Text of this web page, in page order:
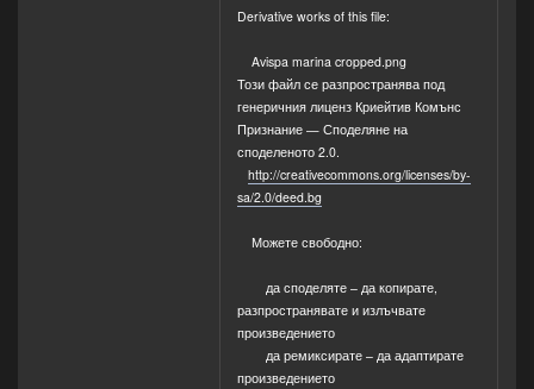
Derivative works of this file:
Avispa marina cropped.png
Този файл се разпространява под
генеричния лиценз Криейтив Комънс
Признание — Споделяне на
споделеното 2.0.
http://creativecommons.org/licenses/by-
sa/2.0/deed.bg
Можете свободно:
да споделяте – да копирате,
разпространявате и излъчвате
произведението
да ремиксирате – да адаптирате
произведението